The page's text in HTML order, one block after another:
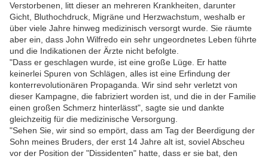
Verstorbenen, litt dieser an mehreren Krankheiten, darunter
Gicht, Bluthochdruck, Migräne und Herzwachstum, weshalb er
über viele Jahre hinweg medizinisch versorgt wurde. Sie räumte
aber ein, dass John Wilfredo ein sehr ungeordnetes Leben führte
und die Indikationen der Ärzte nicht befolgte.
"Dass er geschlagen wurde, ist eine große Lüge. Er hatte
keinerlei Spuren von Schlägen, alles ist eine Erfindung der
konterrevolutionären Propaganda. Wir sind sehr verletzt von
dieser Kampagne, die fabriziert worden ist, und die in der Familie
einen großen Schmerz hinterlässt", sagte sie und dankte
gleichzeitig für die medizinische Versorgung.
"Sehen Sie, wir sind so empört, dass am Tag der Beerdigung der
Sohn meines Bruders, der erst 14 Jahre alt ist, soviel Abscheu
vor der Position der "Dissidenten" hatte, dass er sie bat, den